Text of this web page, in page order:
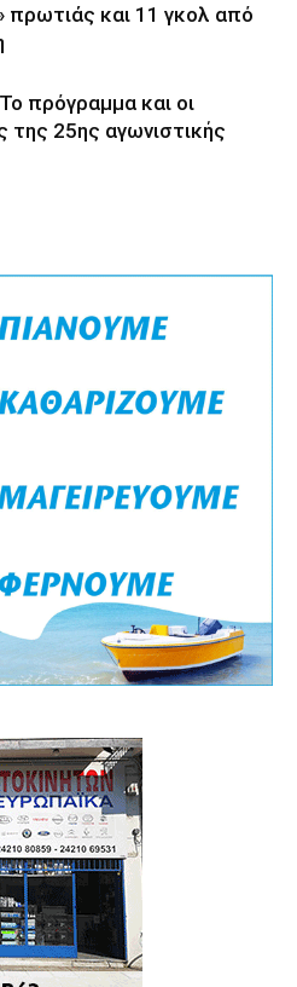
πρωτιάς και 11 γκολ από
πρόγραμμα και οι
της 25ης αγωνιστικής